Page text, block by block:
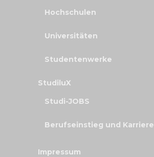
Hochschulen
Universitäten
Studentenwerke
StudiluX
Studi-JOBS
Berufseinstieg und Karriere
Impressum